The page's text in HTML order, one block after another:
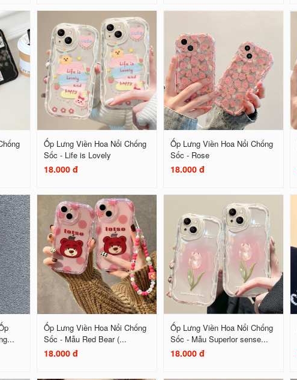
Ốp Lưng Viền Hoa Nổi Chống
Sốc - Life is Lovely
18.000 đ
Ốp Lưng Viền Hoa Nổi Chống
Sốc - Rose
18.000 đ
Ốp Lưng Viền Hoa Nổi Chống
Sốc - Mẫu Red Bear (...
18.000 đ
Ốp Lưng Viền Hoa Nổi Chống
Sốc - Mẫu Superlor sense...
18.000 đ